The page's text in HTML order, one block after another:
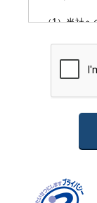
（1）当社へ
件のご紹介
（3）当社
2．クッキ
小さなデー
には最後に